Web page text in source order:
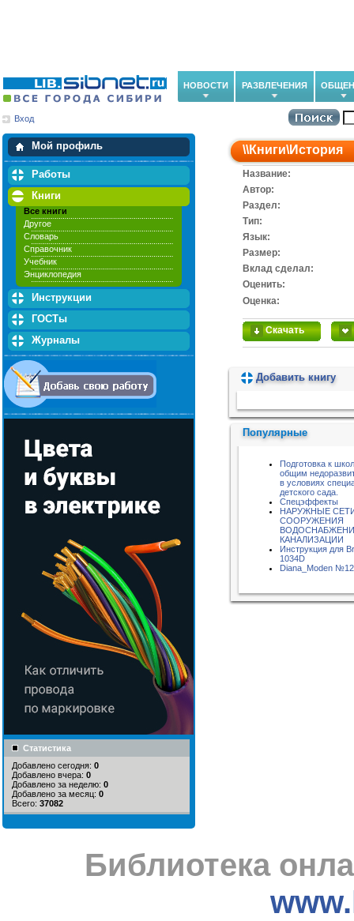
НОВОСТИ РАЗВЛЕЧЕНИЯ
Вход
Мой профиль
Мои закладки
Работы
Книги
Все книги
Другое
Словарь
Справочник
Учебник
Энциклопедия
Инструкции
ГОСТы
Журналы
Статистика
Добавлено сегодня: 0
Добавлено вчера: 0
Добавлено за неделю: 0
Добавлено за месяц: 0
Всего: 37082
\\Книги\История
Название:
Автор:
Раздел:
Тип:
Язык:
Размер:
Вклад сделал:
Оценить:
Оценка:
Скачать
Добавить книгу
Популярные
Подготовка к
общим
в условиях
детского сада.
Спецэффекты
НАРУЖНЫЕ
СООРУЖЕНИЯ
КАНАЛИЗАЦИИ
Инструкция для
1034D
Diana_Moden
Библиотека